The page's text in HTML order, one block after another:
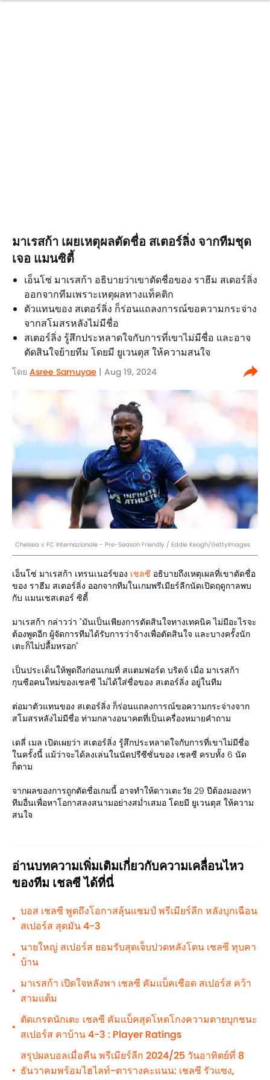
มาเรสก้า เผยเหตุผลตัดชื่อ สเตอร์ลิ่ง จากทีมชุด
เจอ แมนซิตี้
เอ็นโซ่ มาเรสก้า อธิบายว่าเขาตัดชื่อของ ราฮีม สเตอร์ลิ่ง
ออกจากทีมเพราะเหตุผลทางแท็คติก
ตัวแทนของ สเตอร์ลิ่ง ก็ร่อนแถลงการณ์ขอความกระจ่าง
จากสโมสรหลังไม่มีชื่อ
สเตอร์ลิ่ง รู้สึกประหลาดใจกับการที่เขาไม่มีชื่อ และอาจ
ตัดสินใจย้ายทีม โดยมี ยูเวนตุส ให้ความสนใจ
โดย Asree Samuyae | Aug 19, 2024
Chelsea v FC Internazionale - Pre-Season Friendly / Eddie Keogh/GettyImages
เอ็นโซ่ มาเรสก้า เทรนเนอร์ของ เชลซี อธิบายถึงเหตุเผลที่เขาตัดชื่อ
ของ ราฮีม สเตอร์ลิ่ง ออกจากทีมในเกมพรีเมียร์ลีกนัดเปิดฤดูกาลพบ
กับ แมนเชสเตอร์ ซิตี้
มาเรสก้า กล่าวว่า "มันเป็นเพียงการตัดสินใจทางเทคนิค ไม่มีอะไรจะ
ต้องพูดอีก ผู้จัดการทีมได้รับการว่าจ้างเพื่อตัดสินใจ และบางครั้งนัก
เตะก็ไม่ปลื้มหรอก"
เป็นประเด็นให้พูดถึงก่อนเกมที่ สแตมฟอร์ด บริดจ์ เมื่อ มาเรสก้า
กุนซือคนใหม่ของเชลซี ไม่ได้ใส่ชื่อของ สเตอร์ลิ่ง อยู่ในทีม
ต่อมาตัวแทนของ สเตอร์ลิ่ง ก็ร่อนแถลงการณ์ขอความกระจ่างจาก
สโมสรหลังไม่มีชื่อ ท่ามกลางอนาคตที่เป็นเครื่องหมายคำถาม
เดลี่ เมล เปิดเผยว่า สเตอร์ลิ่ง รู้สึกประหลาดใจกับการที่เขาไม่มีชื่อ
ในครั้งนี้ แม้ว่าจะได้ลงเล่นในนัดปรีซีซั่นของ เชลซี ครบทั้ง 6 นัด
ก็ตาม
จากผลของการถูกตัดชื่อเกมนี้ อาจทำให้ดาวเตะวัย 29 ปีต้องมองหา
ทีมอื่นเพื่อหาโอกาสลงสนามอย่างสม่ำเสมอ โดยมี ยูเวนตุส ให้ความ
สนใจ
อ่านบทความเพิ่มเติมเกี่ยวกับความเคลื่อนไหว
ของทีม เชลซี ได้ที่นี่
•
บอส เชลซี พูดถึงโอกาสลุ้นแชมป์ พรีเมียร์ลีก หลังบุกเฉือน
สเปอร์ส สุดมัน 4-3
•
นายใหญ่ สเปอร์ส ยอมรับสุดเจ็บปวดหลังโดน เชลซี ทุบคา
บ้าน
•
มาเรสก้า เปิดใจหลังพา เชลซี คัมแบ็คเชือด สเปอร์ส คว้า
สามแต้ม
•
ตัดเกรดนักเตะ เชลซี คัมแบ็คสุดโหดโกงความตายบุกชนะ
สเปอร์ส คาบ้าน 4-3 : Player Ratings
•
สรุปผลบอลเมื่อคืน พรีเมียร์ลีก 2024/25 วันอาทิตย์ที่ 8
ธันวาคมพร้อมไฮไลท์-ตารางคะแนน: เชลซี รัวแซง,